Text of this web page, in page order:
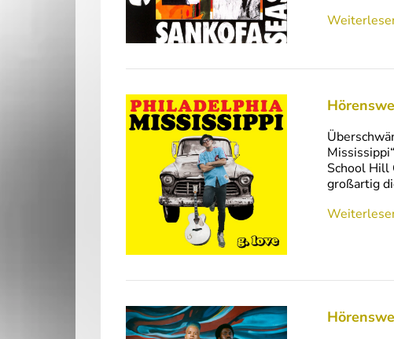
School Hill
großartig